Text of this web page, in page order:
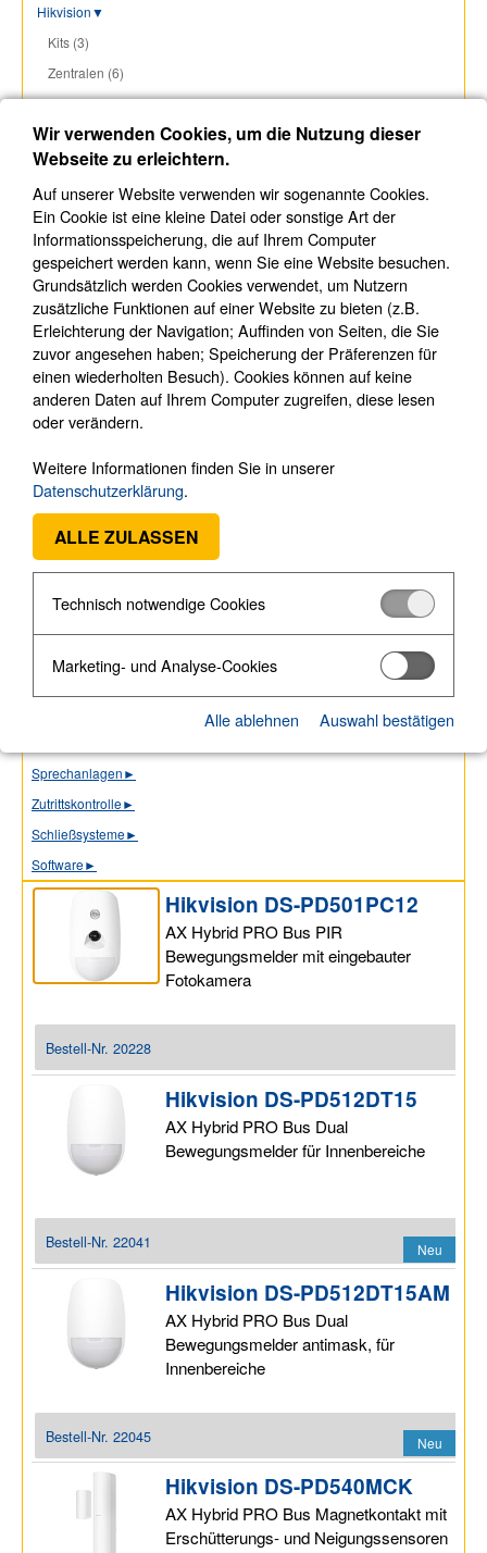
Hikvision▼
Kits (3)
Zentralen (6)
Bus-Bedienteile (4)
Bus-Melder (4)
Diverse Bus-Komponenten (6)
verdrahtete Melder (9)
verdrahtete Sirenen (2)
Funk-Bedienteile (5)
Funk-Melder (26)
Funk-Sirenen (4)
Kommunikationsmodule (4)
RFID-Komponenten (2)
Zubehör (13)
Cerberus (4)
Ei Electronics►
Optex ►
UR Fog Nebelsysteme►
Videoüberwachung
Sprechanlagen►
Zutrittskontrolle►
Schließsysteme►
Software►
Hikvision DS-PD501PC12
AX Hybrid PRO Bus PIR
Bewegungsmelder mit eingebauter
Fotokamera
Bestell-Nr.20228
Neu
Hikvision DS-PD512DT15
AX Hybrid PRO Bus Dual
Bewegungsmelder für Innenbereiche
Bestell-Nr.22041
Neu
Hikvision DS-PD512DT15AM
AX Hybrid PRO Bus Dual
Bewegungsmelder antimask, für
Innenbereiche
Bestell-Nr.22045
Hikvision DS-PD540MCK
AX Hybrid PRO Bus Magnetkontakt mit
Erschütterungs- und Neigungssensoren
Wir verwenden Cookies, um die Nutzung dieser
Webseite zu erleichtern.
Auf unserer Website verwenden wir sogenannte Cookies.
Ein Cookie ist eine kleine Datei oder sonstige Art der
Informationsspeicherung, die auf Ihrem Computer
gespeichert werden kann, wenn Sie eine Website besuchen.
Grundsätzlich werden Cookies verwendet, um Nutzern
zusätzliche Funktionen auf einer Website zu bieten (z.B.
Erleichterung der Navigation; Auffinden von Seiten, die Sie
zuvor angesehen haben; Speicherung der Präferenzen für
einen wiederholten Besuch). Cookies können auf keine
anderen Daten auf Ihrem Computer zugreifen, diese lesen
oder verändern.
Weitere Informationen finden Sie in unserer
Datenschutzerklärung.
ALLE ZULASSEN
Technisch notwendige Cookies
Marketing- und Analyse-Cookies
Alle ablehnen Auswahl bestätigen